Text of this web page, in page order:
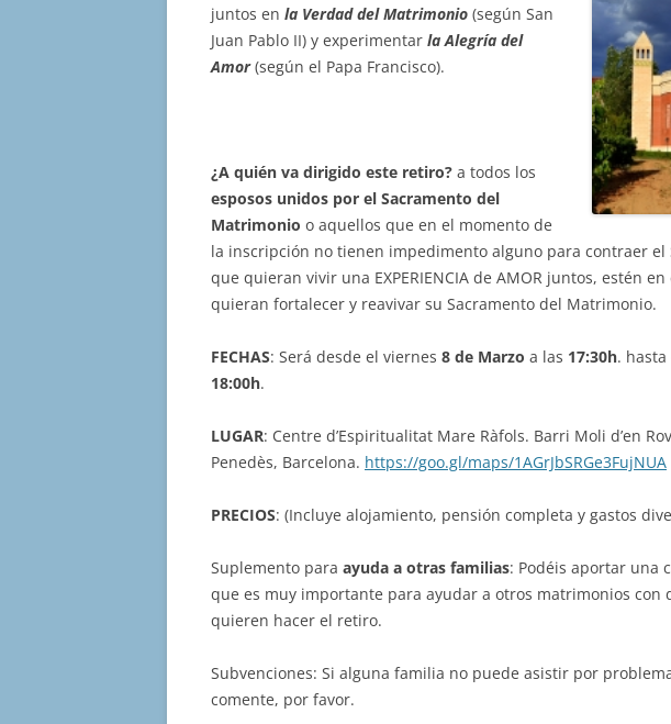
juntos en la Verdad del Matrimonio (según San
Juan Pablo II) y experimentar la Alegría del
Amor(según el Papa Francisco).
¿A quién va dirigido este retiro? a todos los
esposos unidos por el Sacramento del
Matrimonio o aquellos que en el momento de
la inscripción no tienen impedimento alguno para contraer
que quieran vivir una EXPERIENCIA de AMOR juntos, estén
quieran fortalecer y reavivar su Sacramento del Matrimonio.
FECHAS: Será desde el viernes 8 de Marzo a las 17:30h.
18:00h.
LUGAR: Centre d’Espiritualitat Mare Ràfols. Barri Moli d’en
Penedès, Barcelona. https://goo.gl/maps/1AGrJbSRGe3FujNUA
PRECIOS: (Incluye alojamiento, pensión completa y gastos
Suplemento para ayuda a otras familias: Podéis aportar una
que es muy importante para ayudar a otros matrimonios con
quieren hacer el retiro.
Subvenciones: Si alguna familia no puede asistir por
comente, por favor.